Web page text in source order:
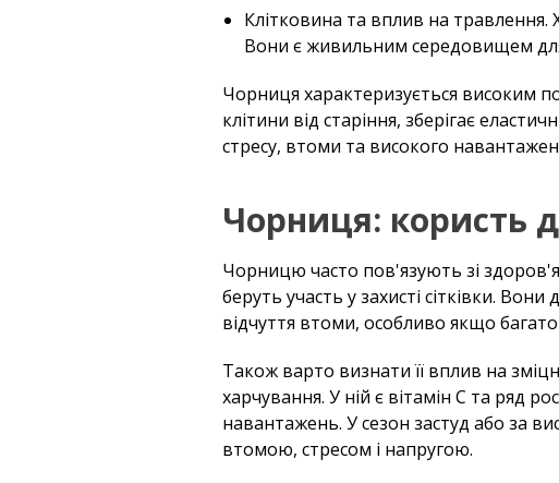
Клітковина та вплив на
Вони є живильним середовищем
Чорниця характеризується високим
клітини від старіння, зберігає
стресу, втоми та високого
Чорниця: користь
Чорницю часто пов'язують зі
беруть участь у захисті сітківки.
відчуття втоми, особливо якщо
Також варто визнати її вплив на
харчування. У ній є вітамін С та ряд
навантажень. У сезон застуд або за
втомою, стресом і напругою.